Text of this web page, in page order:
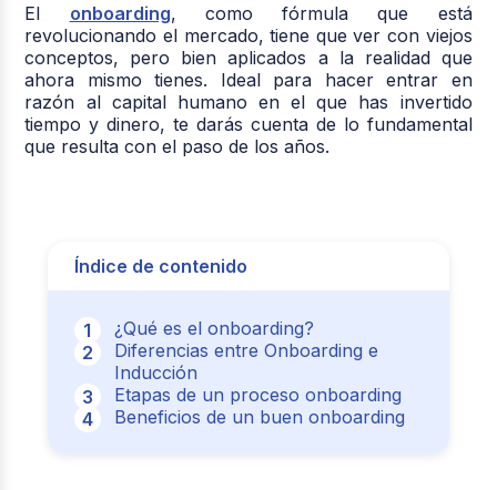
El onboarding, como fórmula que está
revolucionando el mercado, tiene que ver con viejos
conceptos, pero bien aplicados a la realidad que
ahora mismo tienes. Ideal para hacer entrar en
razón al capital humano en el que has invertido
tiempo y dinero, te darás cuenta de lo fundamental
que resulta con el paso de los años.
Índice de contenido
¿Qué es el onboarding?
Diferencias entre Onboarding e
Inducción
Etapas de un proceso onboarding
Beneficios de un buen onboarding